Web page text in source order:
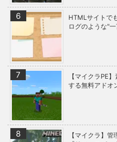
HTMLサイトで
ログのような"
【マイクラPE
する無料アドオ
【マイクラ】